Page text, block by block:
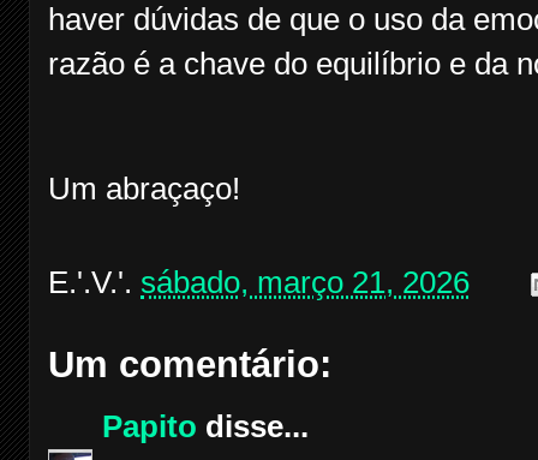
haver dúvidas de que o uso da
razão é a chave do equilíbrio e da
Um abraçaço!
E.'.V.'. sábado, março 21, 2026
Um comentário:
Papito disse...